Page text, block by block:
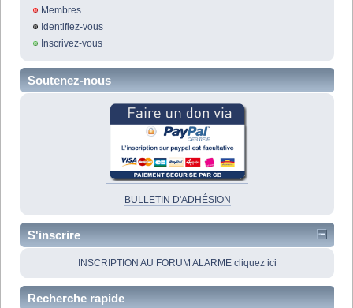
Membres
Identifiez-vous
Inscrivez-vous
Soutenez-nous
BULLETIN D'ADHÉSION
S'inscrire
INSCRIPTION AU FORUM ALARME cliquez ici
Recherche rapide